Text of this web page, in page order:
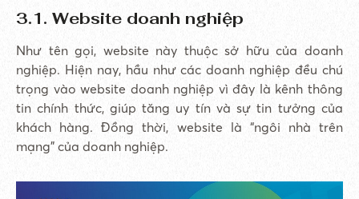
3.1. Website doanh nghiệp
Như tên gọi, website này thuộc sở hữu của doanh
nghiệp. Hiện nay, hầu như các doanh nghiệp đều chú
trọng vào website doanh nghiệp vì đây là kênh thông
tin chính thức, giúp tăng uy tín và sự tin tưởng của
khách hàng. Đồng thời, website là “ngôi nhà trên
mạng” của doanh nghiệp.